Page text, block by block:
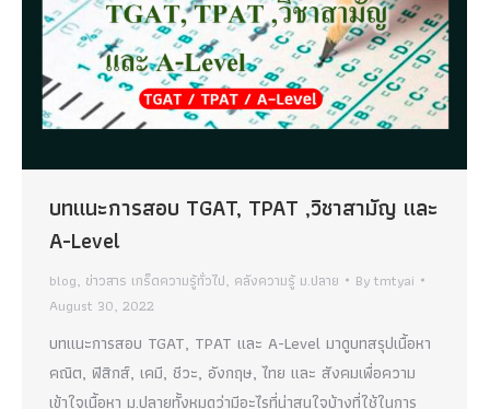
บทแนะการสอบ TGAT, TPAT ,วิชาสามัญ และ
A-Level
blog, ข่าวสาร เกร็ดความรู้ทั่วไป, คลังความรู้ ม.ปลาย Bytmtyai
August 30, 2022
บทแนะการสอบ TGAT, TPAT และ A-Level มาดูบทสรุปเนื้อหา
คณิต, ฟิสิกส์, เคมี, ชีวะ, อังกฤษ, ไทย และ สังคมเพื่อความ
เข้าใจเนื้อหา ม.ปลายทั้งหมดว่ามีอะไรที่น่าสนใจบ้างที่ใช้ในการ